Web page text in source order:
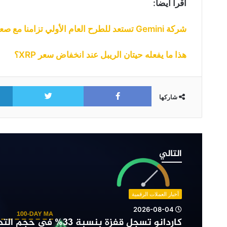
اقرأ أيضا:
شركة Gemini تستعد للطرح العام الأولي تزامنا مع صعود أسهم شركات الكريبتو
هذا ما يفعله حيتان الريبل عند انخفاض سعر XRP؟
شاركها
Facebook
التالي
التداول:
أخبار العملات الرقمية
2026-08-04
كاردانو تسجل قفزة بنسبة 33%